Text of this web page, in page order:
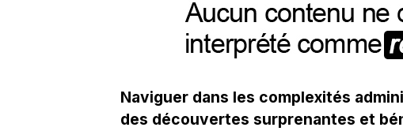
Naviguer dans les complexités
des découvertes surprenantes et